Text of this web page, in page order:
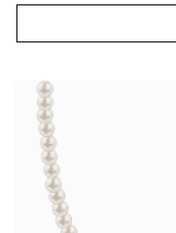
Legolcsóbb elöl
Legdrágább